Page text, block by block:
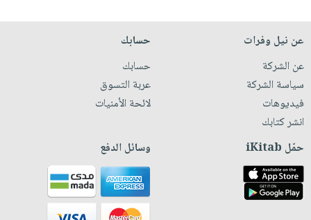
عن نيل وفرات
عن الشركة
سياسة الشركة
فيديوهات
انشر كتابك
حسابك
حسابك
عربة التسوق
لائحة الأمنيات
حمّل iKitab وسائل الدفع